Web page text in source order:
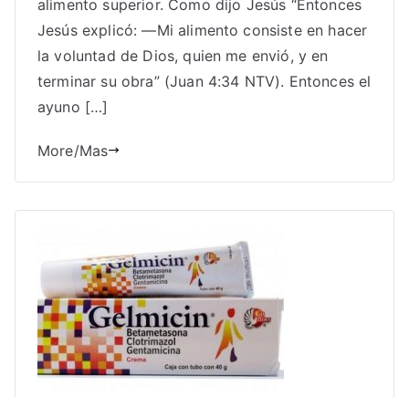
alimento superior. Como dijo Jesús “Entonces
Jesús explicó: —Mi alimento consiste en hacer
la voluntad de Dios, quien me envió, y en
terminar su obra” (Juan 4:34 NTV). Entonces el
ayuno […]
More/Mas